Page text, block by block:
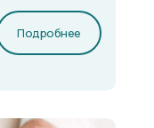
Подробнее